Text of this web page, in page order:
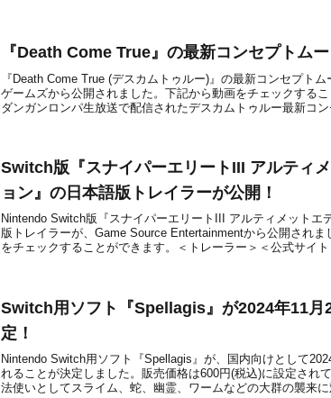
『Death Come True』の最新コンセプトムー
『Death Come True (デスカムトゥルー)』の最新コンセプト
ゲームズから公開されました。下記から動画をチェックする
ダンガンロンパ生放送で配信されたデスカムトゥルー最新コ
Switch版『スナイパーエリートIII アルティ
ョン』の日本語版トレイラーが公開！
Nintendo Switch版『スナイパーエリートIII アルティメットエ
版トレイラーが、Game Source Entertainmentから公開されま
をチェックすることができます。＜トレーラー＞＜公式サイト
Switch用ソフト『Spellagis』が2024年11月
定！
Nintendo Switch用ソフト『Spellagis』が、国内向けとして
れることが決定しました。販売価格は600円(税込)に設定され
法使いとしてスライム、蛇、幽霊、ワームなどの大群の襲来